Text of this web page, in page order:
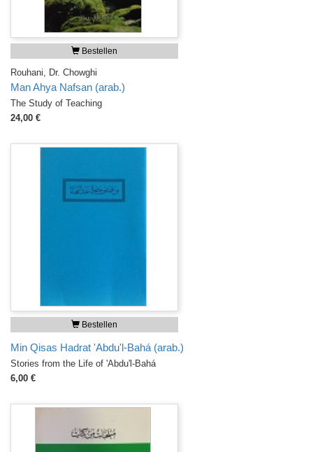
Bestellen
Rouhani, Dr. Chowghi
Man Ahya Nafsan (arab.)
The Study of Teaching
24,00 €
Bestellen
Min Qisas Hadrat 'Abdu'l-Bahá (arab.)
Stories from the Life of 'Abdu'l-Bahá
6,00 €